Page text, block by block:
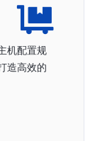
机配置规
造高效的